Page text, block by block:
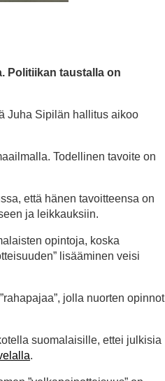
Politiikan taustalla on
Juha Sipilän hallitus aikoo
Todellinen tavoite on
että hänen tavoitteensa on
ja leikkauksiin.
opintoja, koska
lisääminen veisi
jolla nuorten opinnot
suomalaisille, ettei julkisia
.